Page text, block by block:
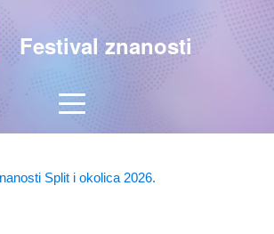
Festival znanosti
Split i okolica 2026.